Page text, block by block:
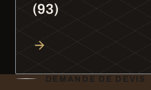
(93)
DEMANDE DE DEVIS